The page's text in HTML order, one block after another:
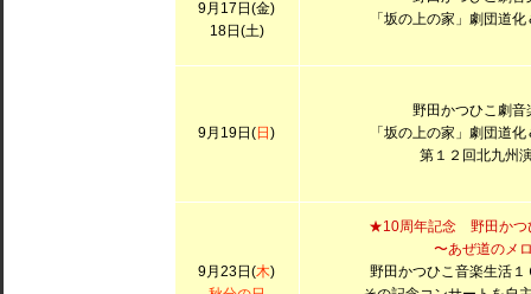
9月17日(金)
18日(土)
「坂の上の家」劇団道
9月19日(日 )
野田かつひこ劇音
「坂の上の家」劇団道
第１２回北九州
9月23日(木)
★10周年記念 野田かつ
〜あぜ道のメ
野田かつひこ音楽生活１